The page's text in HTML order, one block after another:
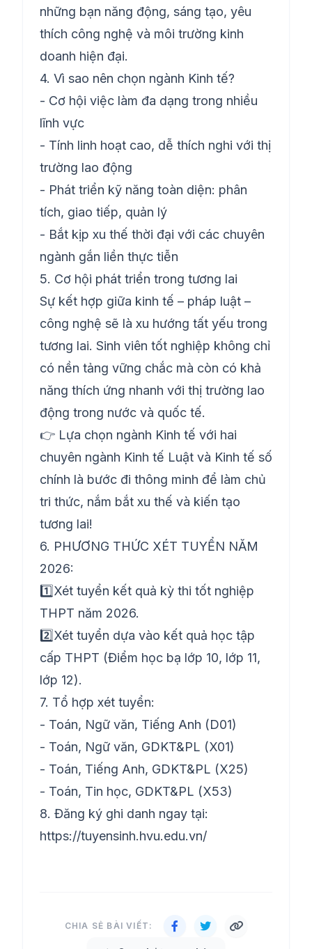
những bạn năng động, sáng tạo, yêu
thích công nghệ và môi trường kinh
doanh hiện đại.
4. Vì sao nên chọn ngành Kinh tế?
- Cơ hội việc làm đa dạng trong nhiều
lĩnh vực
- Tính linh hoạt cao, dễ thích nghi với thị
trường lao động
- Phát triển kỹ năng toàn diện: phân
tích, giao tiếp, quản lý
- Bắt kịp xu thế thời đại với các chuyên
ngành gắn liền thực tiễn
5. Cơ hội phát triển trong tương lai
Sự kết hợp giữa kinh tế – pháp luật –
công nghệ sẽ là xu hướng tất yếu trong
tương lai. Sinh viên tốt nghiệp không chỉ
có nền tảng vững chắc mà còn có khả
năng thích ứng nhanh với thị trường lao
động trong nước và quốc tế.
👉 Lựa chọn ngành Kinh tế với hai
chuyên ngành Kinh tế Luật và Kinh tế số
chính là bước đi thông minh để làm chủ
tri thức, nắm bắt xu thế và kiến tạo
tương lai!
6. PHƯƠNG THỨC XÉT TUYỂN NĂM
2026:
1️⃣Xét tuyển kết quả kỳ thi tốt nghiệp
THPT năm 2026.
2️⃣Xét tuyển dựa vào kết quả học tập
cấp THPT (Điểm học bạ lớp 10, lớp 11,
lớp 12).
7. Tổ hợp xét tuyển:
- Toán, Ngữ văn, Tiếng Anh (D01)
- Toán, Ngữ văn, GDKT&PL (X01)
- Toán, Tiếng Anh, GDKT&PL (X25)
- Toán, Tin học, GDKT&PL (X53)
8. Đăng ký ghi danh ngay tại:
https://tuyensinh.hvu.edu.vn/
CHIA SẺ BÀI VIẾT: